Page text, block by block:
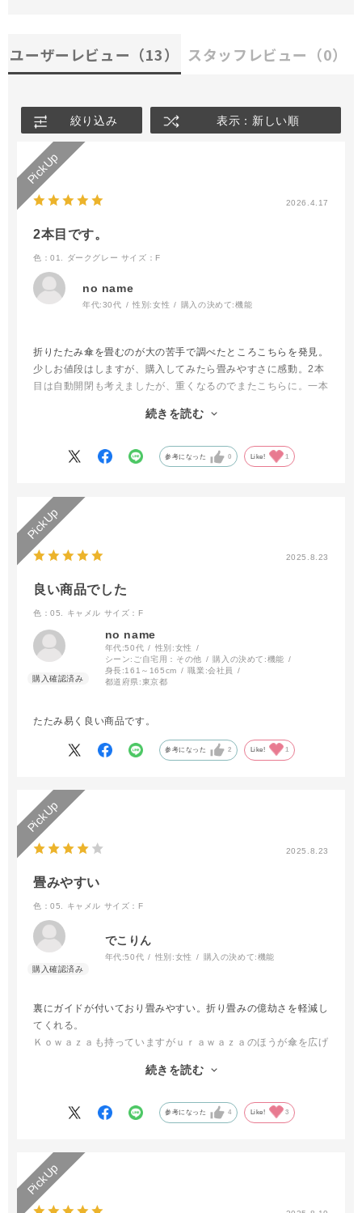
ユーザーレビュー （13） スタッフレビュー （0）
絞り込み 表示：新しい順
2026.4.17
2本目です。
色：01. ダークグレー サイズ：F
no name
年代:30代 性別:女性 購入の決めて:機能
折りたたみ傘を畳むのが大の苦手で調べたところこちらを発見。
少しお値段はしますが、購入してみたら畳みやすさに感動。2本
目は自動開閉も考えましたが、重くなるのでまたこちらに。一本
も完璧だし、造りもしっかりしているので、浮気はしないと思い
続きを読む
参考になった 0 Like! 1
2025.8.23
良い商品でした
色：05. キャメル サイズ：F
no name
年代:50代 性別:女性
シーン: ご自宅用：その他 購入の決めて:機能
身長:161～165cm 職業:会社員
都道府県:東京都
たたみ易く良い商品です。
参考になった 2 Like! 1
2025.8.23
畳みやすい
色：05. キャメル サイズ：F
でこりん
年代:50代 性別:女性 購入の決めて:機能
裏にガイドが付いており畳みやすい。折り畳みの億劫さを軽減し
てくれる。
Ｋｏｗａｚａも持っていますがｕｒａｗａｚａのほうが傘を広げ
（ｋｏｗａｚａはとても固くて力がいる）
いたベージュで汚れも目立ちにくく
続きを読む
参考になった 4 Like! 3